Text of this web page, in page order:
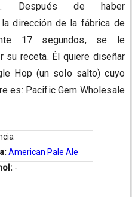
Después de haber
dirección de la fábrica de
17 segundos, se le
su receta. Él quiere diseñar
Hop (un solo salto) cuyo
es: Pacific Gem Wholesale
American Pale Ale
-